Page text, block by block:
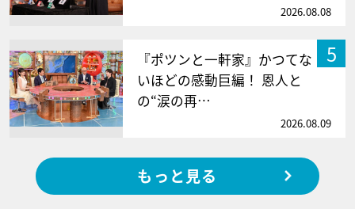
2026.08.08
5
『ポツンと一軒家』かつてな
いほどの感動巨編！ 恩人と
の“涙の再…
2026.08.09
もっと見る